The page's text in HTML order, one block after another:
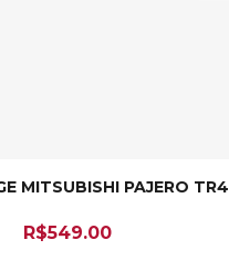
MITSUBISHI PAJERO TR4
R$549.00